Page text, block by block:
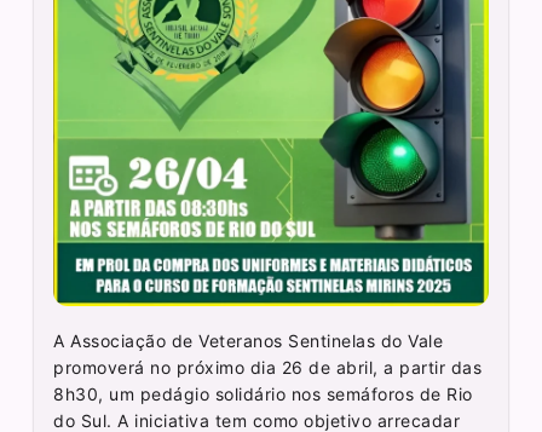
A Associação de Veteranos Sentinelas do Vale
promoverá no próximo dia 26 de abril, a partir das
8h30, um pedágio solidário nos semáforos de Rio
do Sul. A iniciativa tem como objetivo arrecadar